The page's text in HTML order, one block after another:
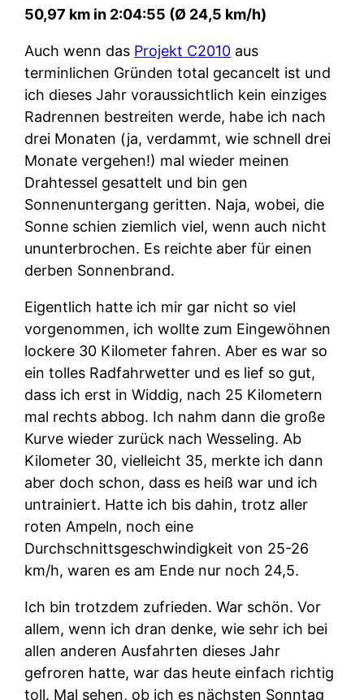
50,97 km in 2:04:55 (Ø 24,5 km/h)
Auch wenn das Projekt C2010 aus
terminlichen Gründen total gecancelt ist und
ich dieses Jahr voraussichtlich kein einziges
Radrennen bestreiten werde, habe ich nach
drei Monaten (ja, verdammt, wie schnell drei
Monate vergehen!) mal wieder meinen
Drahtessel gesattelt und bin gen
Sonnenuntergang geritten. Naja, wobei, die
Sonne schien ziemlich viel, wenn auch nicht
ununterbrochen. Es reichte aber für einen
derben Sonnenbrand.
Eigentlich hatte ich mir gar nicht so viel
vorgenommen, ich wollte zum Eingewöhnen
lockere 30 Kilometer fahren. Aber es war so
ein tolles Radfahrwetter und es lief so gut,
dass ich erst in Widdig, nach 25 Kilometern
mal rechts abbog. Ich nahm dann die große
Kurve wieder zurück nach Wesseling. Ab
Kilometer 30, vielleicht 35, merkte ich dann
aber doch schon, dass es heiß war und ich
untrainiert. Hatte ich bis dahin, trotz aller
roten Ampeln, noch eine
Durchschnittsgeschwindigkeit von 25-26
km/h, waren es am Ende nur noch 24,5.
Ich bin trotzdem zufrieden. War schön. Vor
allem, wenn ich dran denke, wie sehr ich bei
allen anderen Ausfahrten dieses Jahr
gefroren hatte, war das heute einfach richtig
toll. Mal sehen, ob ich es nächsten Sonntag